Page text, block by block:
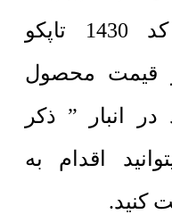
ماربل شیت کد 1430 تاپکو
قیمت محصول
انبار ” ذکر
اقدام به
کنید.